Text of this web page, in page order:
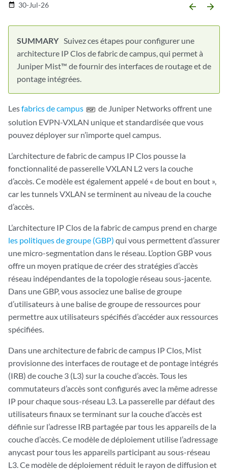
date_range 30-Jul-26 arrow_backward arrow_forward
Suivez ces étapes pour configurer une
architecture IP Clos de fabric de campus, qui permet à
Juniper Mist™ de fournir des interfaces de routage et de
pontage intégrées.
Lesfabrics de campus
de Juniper Networks offrent une
solution EVPN-VXLAN unique et standardisée que vous
pouvez déployer sur n’importe quel campus.
L’architecture de fabric de campus IP Clos pousse la
fonctionnalité de passerelle VXLAN L2 vers la couche
d’accès. Ce modèle est également appelé « de bout en bout »,
car les tunnels VXLAN se terminent au niveau de la couche
d’accès.
L’architecture IP Clos de la fabric de campus prend en charge
les politiques de groupe (GBP) qui vous permettent d’assurer
une micro-segmentation dans le réseau. L’option GBP vous
offre un moyen pratique de créer des stratégies d’accès
réseau indépendantes de la topologie réseau sous-jacente.
Dans une GBP, vous associez une balise de groupe
d’utilisateurs à une balise de groupe de ressources pour
permettre aux utilisateurs spécifiés d’accéder aux ressources
spécifiées.
Dans une architecture de fabric de campus IP Clos, Mist
provisionne des interfaces de routage et de pontage intégrés
(IRB) de couche 3 (L3) sur la couche d’accès. Tous les
commutateurs d’accès sont configurés avec la même adresse
IP pour chaque sous-réseau L3. La passerelle par défaut des
utilisateurs finaux se terminant sur la couche d’accès est
définie sur l’adresse IRB partagée par tous les appareils de la
couche d’accès. Ce modèle de déploiement utilise l’adressage
anycast pour tous les appareils participant au sous-réseau
L3. Ce modèle de déploiement réduit le rayon de diffusion et